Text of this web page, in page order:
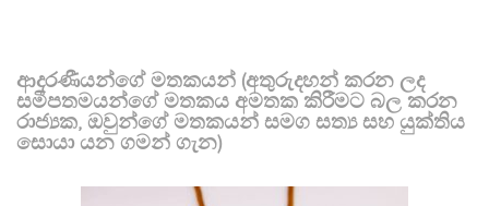
ආදරණීයන්ගේ මතකයන් (අතුරුදහන් කරන ලද
සමීපතමයන්ගේ මතකය අමතක කිරීමට බල කරන
රාජ්‍යක, ඔවුන්ගේ මතකයන් සමග සත්‍ය සහ යුක්තිය
සොයා යන ගමන් ගැන)